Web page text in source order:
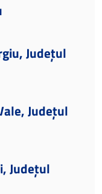
Județul
Județul
Județul